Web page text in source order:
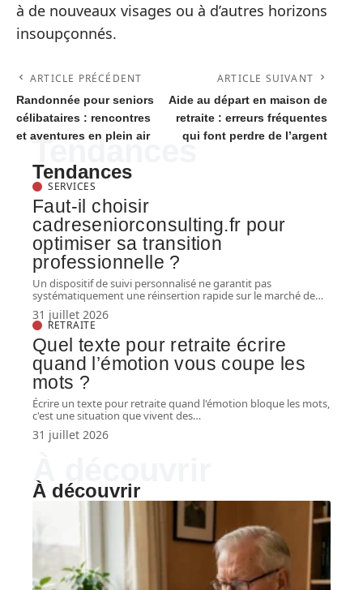
à de nouveaux visages ou à d’autres horizons
insoupçonnés.
ARTICLE PRÉCÉDENT
Randonnée pour seniors
célibataires : rencontres
et aventures en plein air
ARTICLE SUIVANT
Aide au départ en maison de
retraite : erreurs fréquentes
qui font perdre de l’argent
Tendances
Tendances
SERVICES
Faut-il choisir
cadreseniorconsulting.fr pour
optimiser sa transition
professionnelle ?
Un dispositif de suivi personnalisé ne garantit pas
systématiquement une réinsertion rapide sur le marché de…
31 juillet 2026
RETRAITE
Quel texte pour retraite écrire
quand l’émotion vous coupe les
mots ?
Écrire un texte pour retraite quand l'émotion bloque les mots,
c'est une situation que vivent des…
31 juillet 2026
À découvrir